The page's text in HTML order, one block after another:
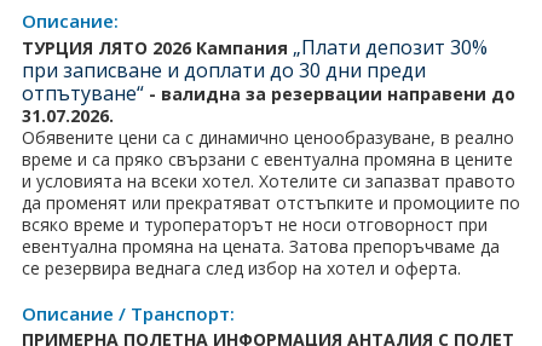
Унгария
Испания
Франция
Швеция
ПРАЗНИЦИ
Празници в България
Предколедни
Описание:
ТУРЦИЯ ЛЯТО 2026 Кампания „Плати депозит 30%
при записване и доплати до 30 дни преди
отпътуване“ - валидна за резервации направени до
31.07.2026.
Обявените цени са с динамично ценообразуване, в реално
време и са пряко свързани с евентуална промяна в цените
и условията на всеки хотел. Хотелите си запазват правото
да променят или прекратяват отстъпките и промоциите по
всяко време и туроператорът не носи отговорност при
евентуална промяна на цената. Затова препоръчваме да
се резервира веднага след избор на хотел и оферта.
Описание / Транспорт:
ПРИМЕРНА ПОЛЕТНА ИНФОРМАЦИЯ АНТАЛИЯ С ПОЛЕТ